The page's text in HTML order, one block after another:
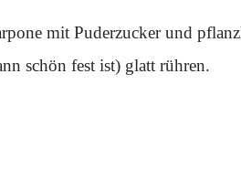
mit Puderzucker und
schön fest ist) glatt rühren.